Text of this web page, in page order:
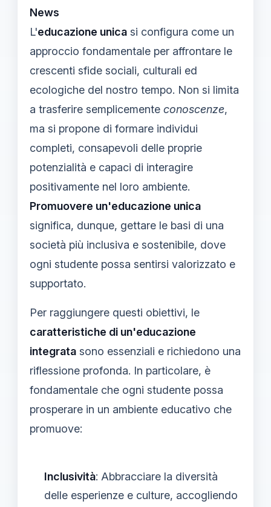
News
L'educazione unica si configura come un
approccio fondamentale per affrontare le
crescenti sfide sociali, culturali ed
ecologiche del nostro tempo. Non si limita
a trasferire semplicemente conoscenze,
ma si propone di formare individui
completi, consapevoli delle proprie
potenzialità e capaci di interagire
positivamente nel loro ambiente.
Promuovere un'educazione unica
significa, dunque, gettare le basi di una
società più inclusiva e sostenibile, dove
ogni studente possa sentirsi valorizzato e
supportato.
Per raggiungere questi obiettivi, le
caratteristiche di un'educazione
integrata sono essenziali e richiedono una
riflessione profonda. In particolare, è
fondamentale che ogni studente possa
prosperare in un ambiente educativo che
promuove:
Inclusività: Abbracciare la diversità
delle esperienze e culture, accogliendo